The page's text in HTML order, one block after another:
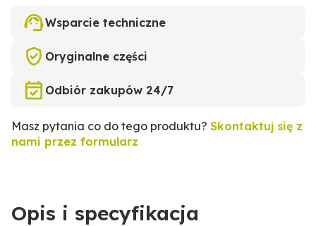
Wsparcie techniczne
Oryginalne części
Odbiór zakupów 24/7
Masz pytania co do tego produktu? Skontaktuj się z
nami przez formularz
Opis i specyfikacja